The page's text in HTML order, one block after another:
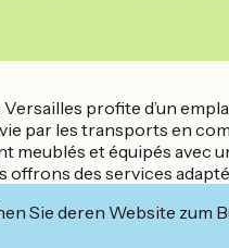
profite d’un
par les transports en
meublés et équipés
offrons des services
Sie deren Website zum